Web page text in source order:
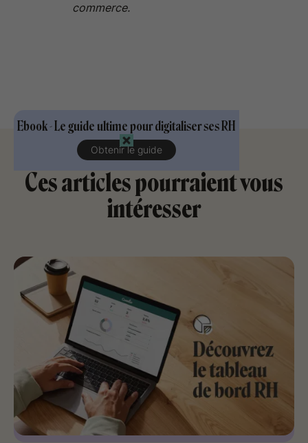
Ebook - Le guide ultime pour digitaliser ses RH
Obtenir le guide
commerce.
Ces articles pourraient vous
intéresser